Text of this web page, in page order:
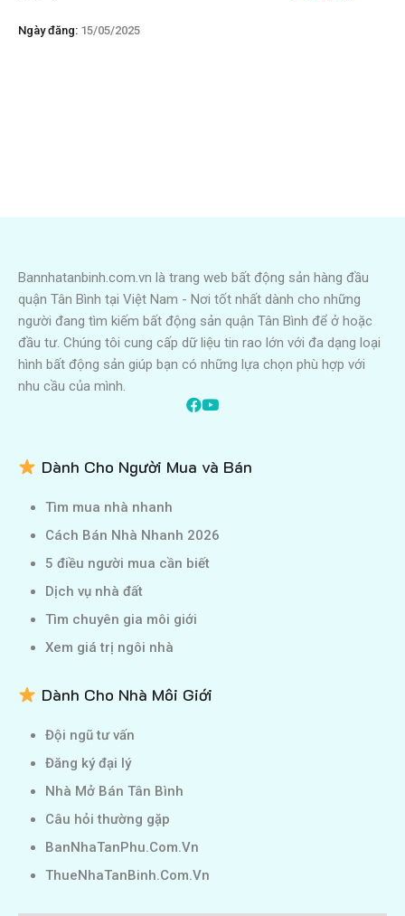
Ngày đăng: 15/05/2025
Bannhatanbinh.com.vn là trang web bất động sản hàng đầu
quận Tân Bình tại Việt Nam - Nơi tốt nhất dành cho những
người đang tìm kiếm bất động sản quận Tân Bình để ở hoặc
đầu tư. Chúng tôi cung cấp dữ liệu tin rao lớn với đa dạng loại
hình bất động sản giúp bạn có những lựa chọn phù hợp với
nhu cầu của mình.
Dành Cho Người Mua và Bán
Tìm mua nhà nhanh
Cách Bán Nhà Nhanh 2026
5 điều người mua cần biết
Dịch vụ nhà đất
Tìm chuyên gia môi giới
Xem giá trị ngôi nhà
Dành Cho Nhà Môi Giới
Đội ngũ tư vấn
Đăng ký đại lý
Nhà Mở Bán Tân Bình
Câu hỏi thường gặp
BanNhaTanPhu.Com.Vn
ThueNhaTanBinh.Com.Vn